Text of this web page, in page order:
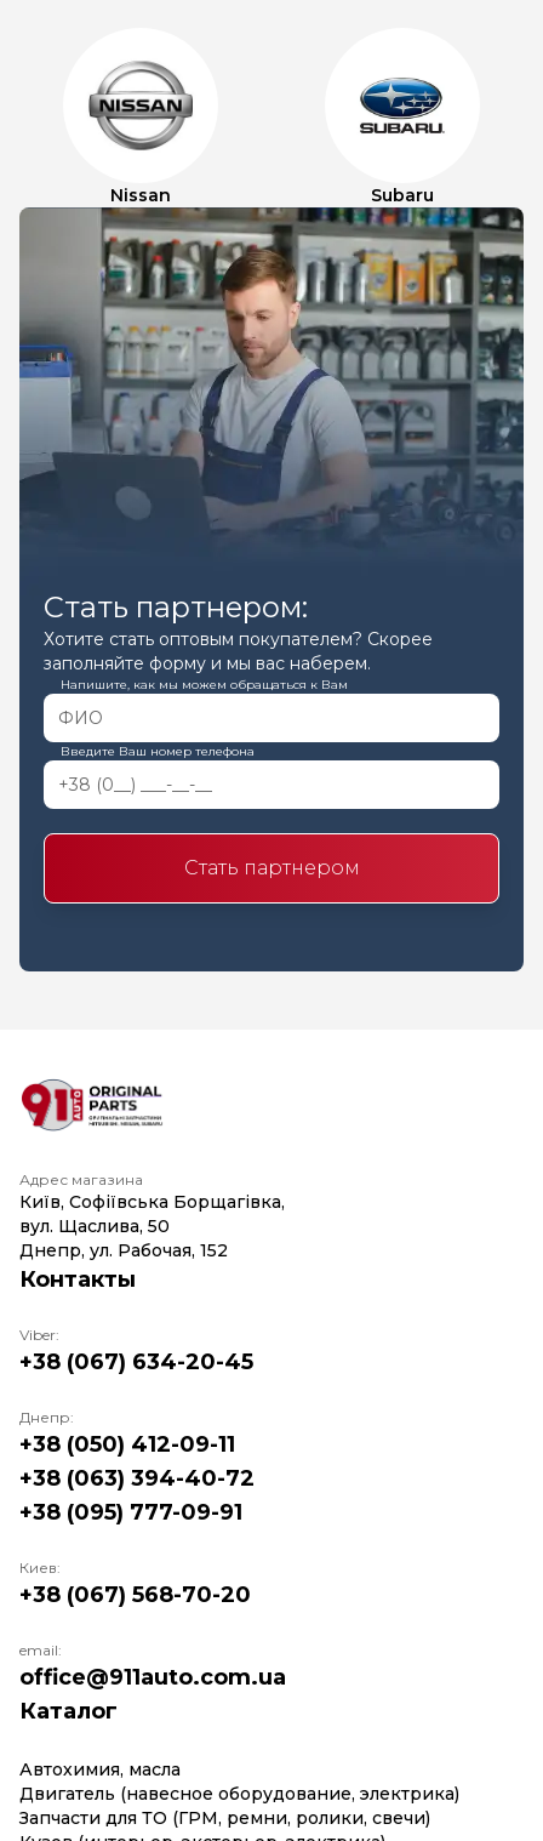
Nissan Subaru
Стать партнером:
Хотите стать оптовым покупателем? Скорее
заполняйте форму и мы вас наберем.
Напишите, как мы можем обращаться к Вам
Введите Ваш номер телефона
Стать партнером
Адрес магазина
Київ, Софіївська Борщагівка,
вул. Щаслива, 50
Днепр, ул. Рабочая, 152
Каталог
Автохимия, масла
Двигатель (навесное оборудование, электрика)
Запчасти для ТО (ГРМ, ремни, ролики, свечи)
Контакты
Viber:
+38 (067) 634-20-45
Днепр:
+38 (050) 412-09-11
+38 (063) 394-40-72
+38 (095) 777-09-91
Киев:
+38 (067) 568-70-20
email:
office@911auto.com.ua